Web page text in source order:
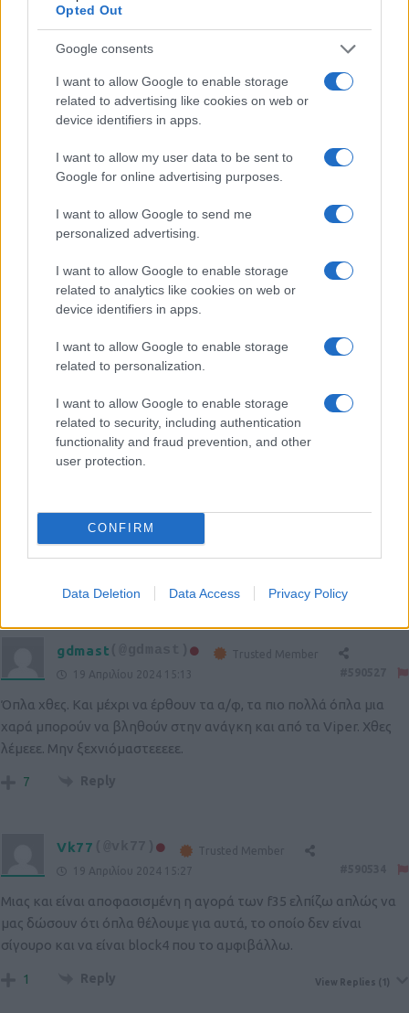
Opted Out
Google consents
I want to allow Google to enable storage
related to advertising like cookies on web or
device identifiers in apps.
I want to allow my user data to be sent to
Google for online advertising purposes.
I want to allow Google to send me
personalized advertising.
I want to allow Google to enable storage
related to analytics like cookies on web or
device identifiers in apps.
I want to allow Google to enable storage
related to personalization.
I want to allow Google to enable storage
related to security, including authentication
functionality and fraud prevention, and other
user protection.
CONFIRM
Data Deletion Data Access Privacy Policy
Να πουμε τίποτις για την LM και τους πελάτες της η θα κοπούμε
προκαταβολικά;
Reply
19 Απριλίου 2024 15:07
#590525
Και για 20 νέα Rafale να πηγαίναμε τα ίδια θα θέλαμε. Το F35
κάνει όσο κάνει και το πρόβλημα για μένα δεν είναι εκεί.
Πρόβλημα θεωρώ ότι μάλλον η προσφορά αφορά TR3 και όχι
block 4 και ότι είναι χωρίς όπλα. Οπότε θα κλείσουμε σχεδόν 4δις
περίπτωση θα είναι πτητικά διαθέσιμα τα 10 και πλήρως
επιχειρησιακά μόλις τα 6-7. Δεν είμαι κατά των F35 αλλά έχω την
αίσθηση ότι βιαζόμαστε, παραβλέποντας συγχρόνως άλλες πολύ
πιο ασφυκτικέςς ανάγκες. Ενδεικτικά, με λιγότερα από τα μισά
χρήματα θα μπορούσαμε να κάνουμε Viper και τα 70 F16 block
30/50 και να περισέψουν και τα αναγκαία για 3 νέες κορβέτες ή 2
αντιμετωπίσουμε, ας το κρίνουν καλύτερα οι έχοντες την κύρια
gdmast
Trusted Member
19 Απριλίου 2024 15:13
Όπλα χθες. Και μέχρι να έρθουν τα α/φ, τα πιο πολλά όπλα μια
χαρά μπορούν να βληθούν στην ανάγκη και από τα Viper. Xθες
λέμεεε. Μην ξεχνιόμαστεεεεε.
7 Reply
Vk77
Trusted Member
19 Απριλίου 2024 15:27
Μιας και είναι αποφασισμένη η αγορά των f35 ελπίζω απλώς να
μας δώσουν ότι όπλα θέλουμε για αυτά, το οποίο δεν είναι
σίγουρο και να είναι block4 που το αμφιβάλλω.
1 Reply View Replies (1)